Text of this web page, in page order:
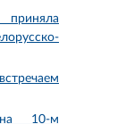
на 10-м